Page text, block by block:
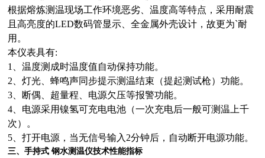
根据熔炼测温现场工作环境恶劣、温度高等特点，采用耐震
且高亮度的LED数码管显示、全金属外壳设计，故更为`耐
用。
本仪表具有:
1、温度测成时温度值自动保持功能。
2、灯光、蜂鸣声同步提示测温结束（提起测试枪）功能。
3、断偶、超量程、电源欠压等报警功能。
4、电源采用镍氢可充电电池（一次充电后一般可测温上千
次）。
5、打开电源，当无信号输入2分钟后，自动断开电源功能。
三、手持式 钢水测温仪技术性能指标